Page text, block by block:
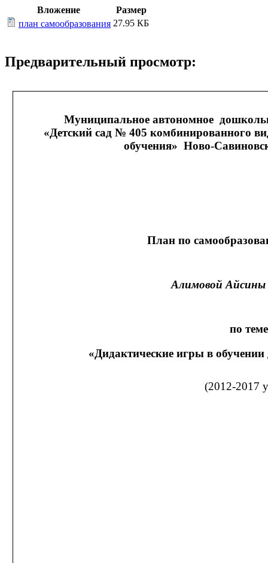
Вложение
Размер
план самообразования 27.95 КБ
Предварительный просмотр:
Муниципальное автономное
«Детский сад № 405 комбинированного
обучения» Ново-
План по
Алимовой
по
«Дидактические игры в
(2012-2017